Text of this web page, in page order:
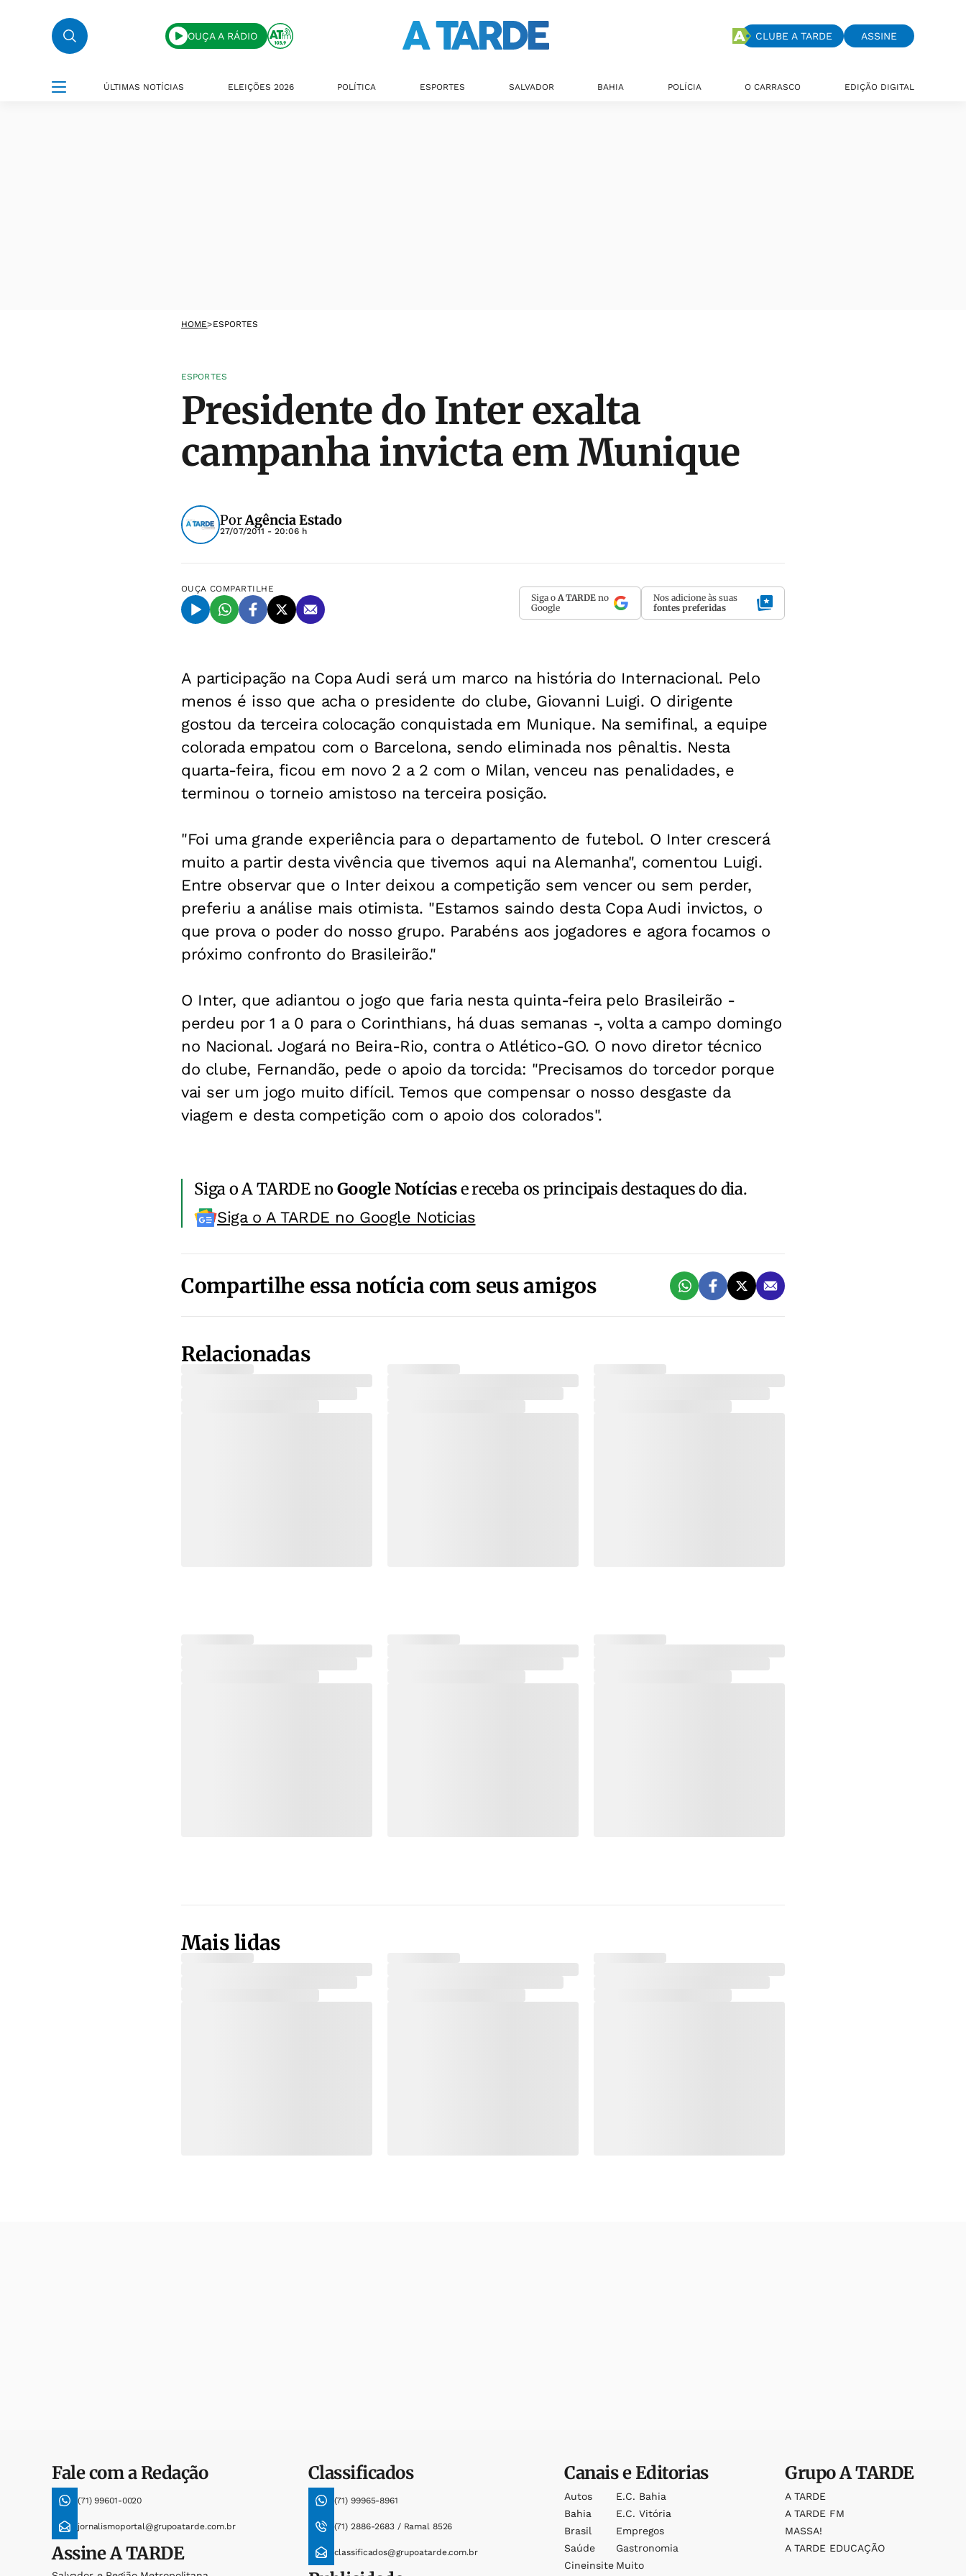
OUÇA A RÁDIO CLUBE A TARDE ASSINE
ÚLTIMAS NOTÍCIAS ELEIÇÕES 2026 POLÍTICA ESPORTES SALVADOR BAHIA POLÍCIA O CARRASCO EDIÇÃO DIGITAL
HOME>ESPORTES
ESPORTES
Presidente do Inter exalta
campanha invicta em Munique
PorAgência Estado
27/07/2011 - 20:06 h
OUÇA COMPARTILHE
Siga o A TARDE no
Google
Nos adicione às suas
fontes preferidas
A participação na Copa Audi será um marco na história do Internacional. Pelo
menos é isso que acha o presidente do clube, Giovanni Luigi. O dirigente
gostou da terceira colocação conquistada em Munique. Na semifinal, a equipe
colorada empatou com o Barcelona, sendo eliminada nos pênaltis. Nesta
quarta-feira, ficou em novo 2 a 2 com o Milan, venceu nas penalidades, e
terminou o torneio amistoso na terceira posição.
"Foi uma grande experiência para o departamento de futebol. O Inter crescerá
muito a partir desta vivência que tivemos aqui na Alemanha", comentou Luigi.
Entre observar que o Inter deixou a competição sem vencer ou sem perder,
preferiu a análise mais otimista. "Estamos saindo desta Copa Audi invictos, o
que prova o poder do nosso grupo. Parabéns aos jogadores e agora focamos o
próximo confronto do Brasileirão."
O Inter, que adiantou o jogo que faria nesta quinta-feira pelo Brasileirão -
perdeu por 1 a 0 para o Corinthians, há duas semanas -, volta a campo domingo
no Nacional. Jogará no Beira-Rio, contra o Atlético-GO. O novo diretor técnico
do clube, Fernandão, pede o apoio da torcida: "Precisamos do torcedor porque
vai ser um jogo muito difícil. Temos que compensar o nosso desgaste da
viagem e desta competição com o apoio dos colorados".
Siga o A TARDE noGoogle Notíciase receba os principais destaques do dia.
Siga o A TARDE no Google Noticias
Compartilhe essa notícia com seus amigos
Relacionadas
Mais lidas
Fale com a Redação
(71) 99601-0020
jornalismoportal@grupoatarde.com.br
AssineA TARDE
Classificados
(71) 99965-8961
(71) 2886-2683 / Ramal 8526
classificados@grupoatarde.com.br
Canais e Editorias
Autos
Bahia
Brasil
Saúde
Cineinsite
E.c. Bahia
E.c. Vitória
Empregos
Gastronomia
Muito
GrupoA TARDE
A TARDE
A TARDE FM
MASSA!
A TARDE EDUCAÇÃO